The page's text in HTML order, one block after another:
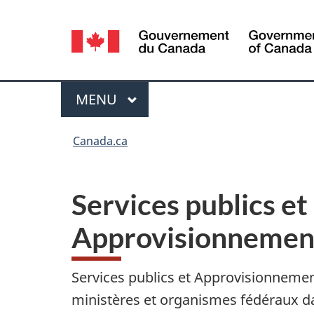
de
langue
Menu
MENU PRINCIPAL
Canada.ca
Services publics et
Services publics et
ministères et organismes fédéraux